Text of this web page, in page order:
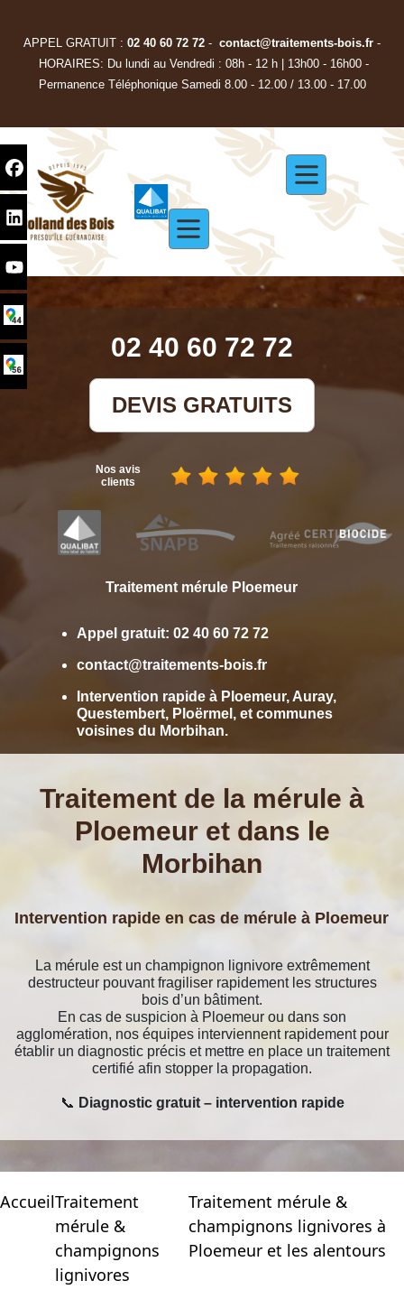
APPEL GRATUIT : 02 40 60 72 72 - contact@traitements-bois.fr -
HORAIRES: Du lundi au Vendredi : 08h - 12 h | 13h00 - 16h00 -
Permanence Téléphonique Samedi 8.00 - 12.00 / 13.00 - 17.00
02 40 60 72 72
DEVIS GRATUITS
Nos avis
clients
Traitement mérule Ploemeur
Appel gratuit:02 40 60 72 72
contact@traitements-bois.fr
Intervention rapide à Ploemeur,Auray,
Questembert, Ploërmel , et communes
voisines du Morbihan.
Traitement de la mérule à
Ploemeur et dans le
Morbihan
Intervention rapide en cas de mérule à Ploemeur
La mérule est un champignon lignivore extrêmement
destructeur pouvant fragiliser rapidement les structures
bois d’un bâtiment.
En cas de suspicion à Ploemeur ou dans son
agglomération, nos équipes interviennent rapidement pour
établir un diagnostic précis et mettre en place un traitement
certifié afin stopper la propagation.
📞 Diagnostic gratuit – intervention rapide
AccueilTraitement
mérule &
champignons
lignivores
Traitement mérule &
champignons lignivores à
Ploemeur et les alentours